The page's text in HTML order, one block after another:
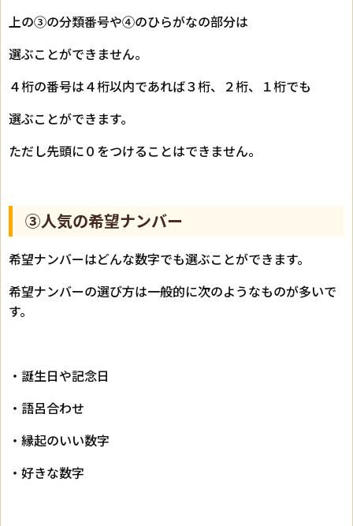
上の③の分類番号や④のひらがなの部分は
選ぶことができません。
４桁の番号は４桁以内であれば３桁、２桁、１桁でも
選ぶことができます。
ただし先頭に０をつけることはできません。
③人気の希望ナンバー
希望ナンバーはどんな数字でも選ぶことができます。
希望ナンバーの選び方は一般的に次のようなものが多いで
す。
・誕生日や記念日
・語呂合わせ
・縁起のいい数字
・好きな数字